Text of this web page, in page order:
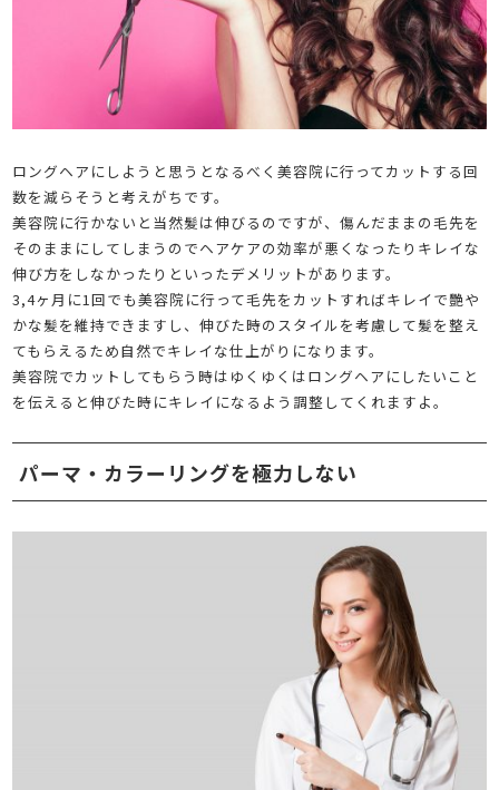
ロングヘアにしようと思うとなるべく美容院に行ってカットする回
数を減らそうと考えがちです。
美容院に行かないと当然髪は伸びるのですが、傷んだままの毛先を
そのままにしてしまうのでヘアケアの効率が悪くなったりキレイな
伸び方をしなかったりといったデメリットがあります。
3,4ヶ月に1回でも美容院に行って毛先をカットすればキレイで艷や
かな髪を維持できますし、伸びた時のスタイルを考慮して髪を整え
てもらえるため自然でキレイな仕上がりになります。
美容院でカットしてもらう時はゆくゆくはロングヘアにしたいこと
を伝えると伸びた時にキレイになるよう調整してくれますよ。
パーマ・カラーリングを極力しない